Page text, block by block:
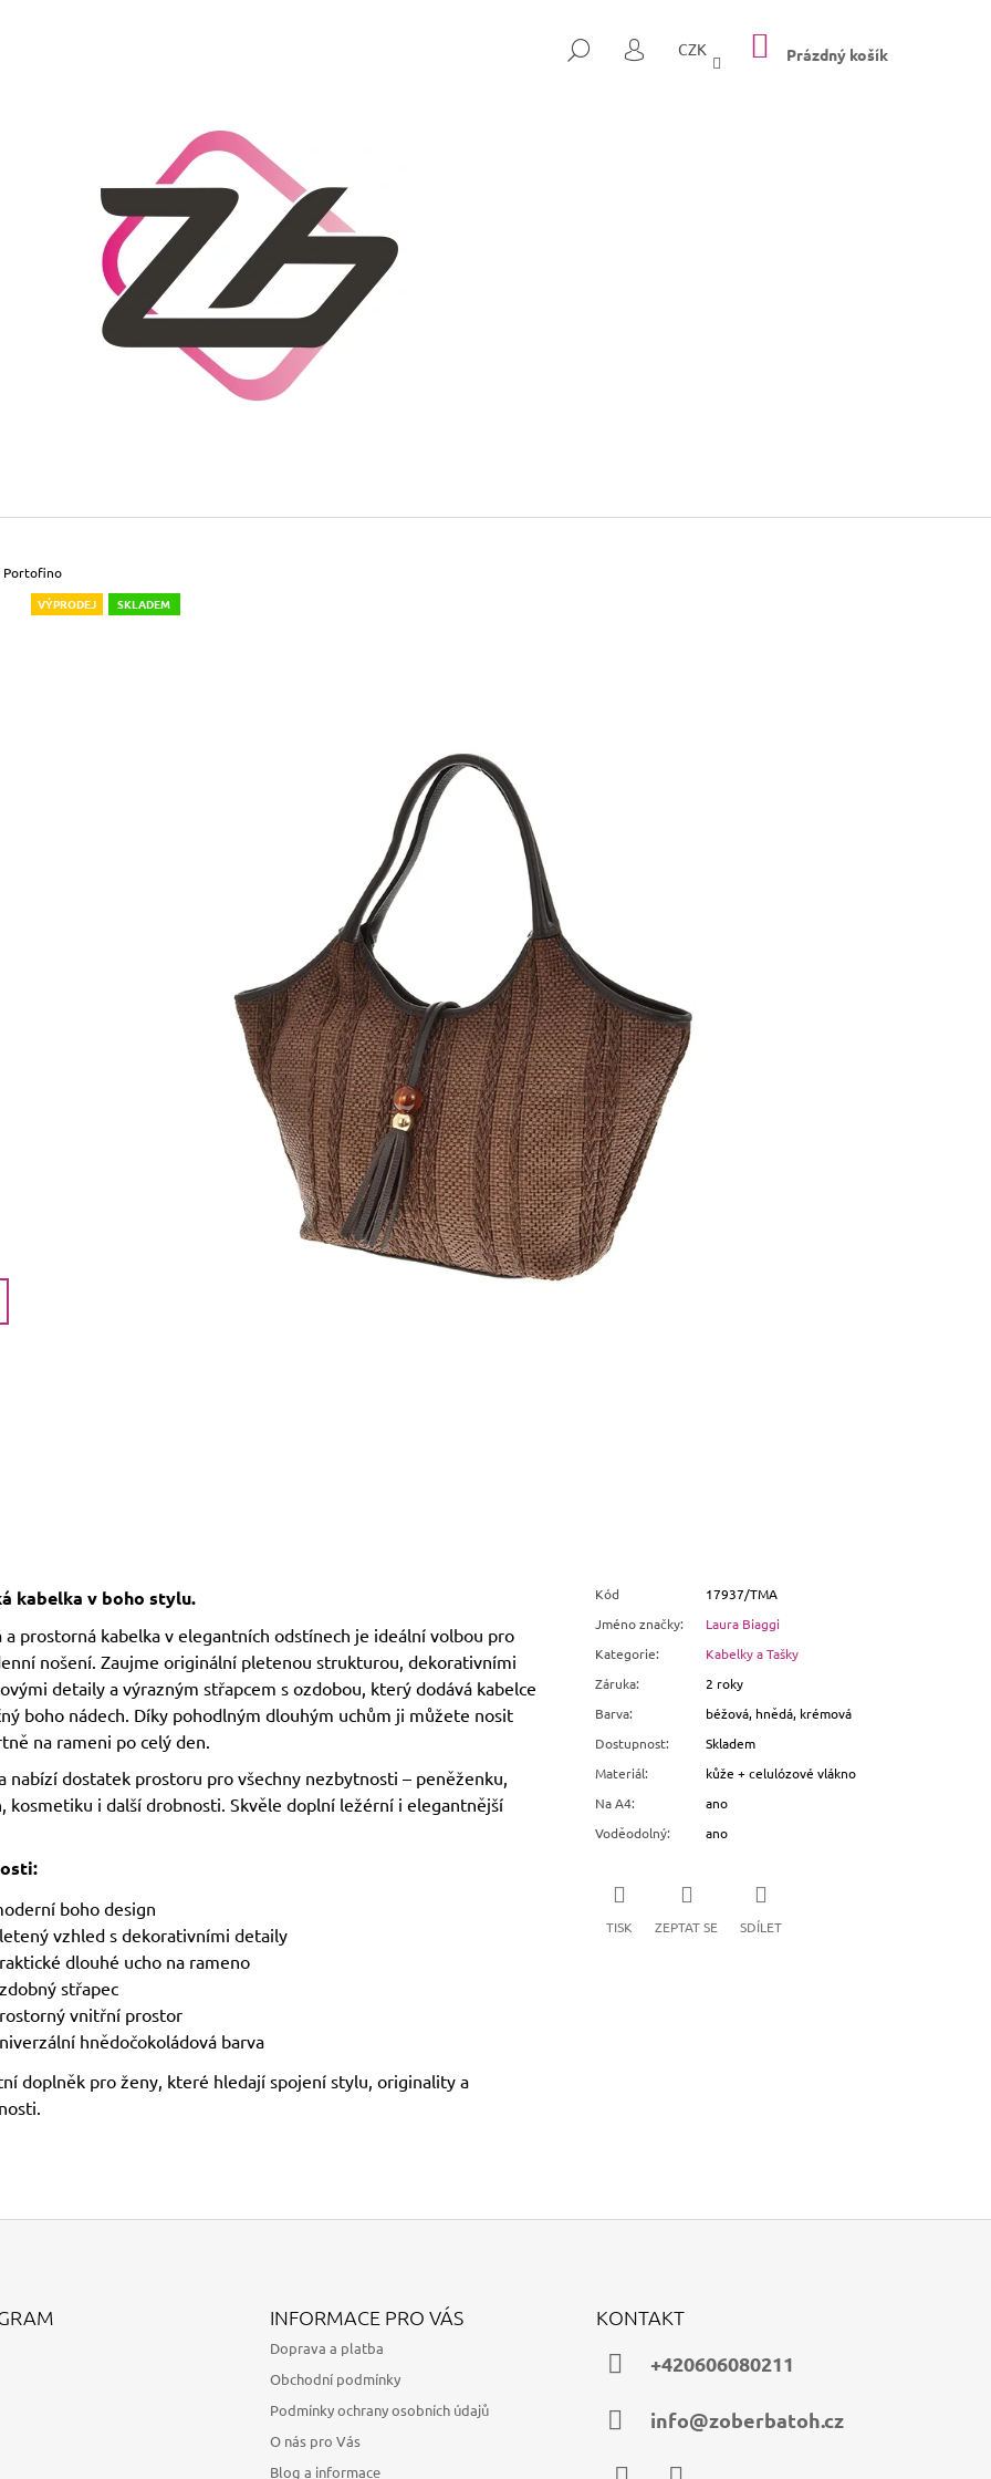
HLEDAT
PŘIHLÁŠENÍ
CZK NÁKUPNÍ
KOŠÍK
Prázdný košík
Portofino
VÝPRODEJ SKLADEM
kabelka v boho stylu.
a prostorná kabelka v elegantních odstínech je ideální volbou pro
nošení. Zaujme originální pletenou strukturou, dekorativními
detaily a výrazným střapcem s ozdobou, který dodává kabelce
boho nádech. Díky pohodlným dlouhým uchům ji můžete nosit
na rameni po celý den.
nabízí dostatek prostoru pro všechny nezbytnosti – peněženku,
kosmetiku i další drobnosti. Skvěle doplní ležérní i elegantnější
boho design
vzhled s dekorativními detaily
dlouhé ucho na rameno
střapec
vnitřní prostor
hnědočokoládová barva
doplněk pro ženy, které hledají spojení stylu, originality a
Kód
17937/TMA
Jméno značky:
Laura Biaggi
Kategorie:
Kabelky a Tašky
Záruka:
2 roky
Barva:
béžová, hnědá, krémová
Dostupnost:
Skladem
Materiál:
kůže + celulózové vlákno
Na A4:
ano
Voděodolný: ano
TISK ZEPTAT SE SDÍLET
HLEDAT
DOPORUČUJEME
INFORMACE PRO VÁS
Doprava a platba
Obchodní podmínky
Podmínky ochrany osobních údajů
O nás pro Vás
Blog a informace
KONTAKT
+420606080211
info@zoberbatoh.cz